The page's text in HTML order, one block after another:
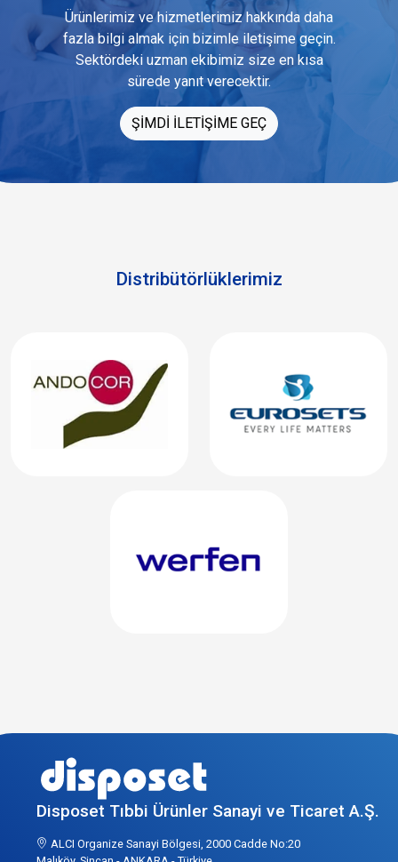
Ürünlerimiz ve hizmetlerimiz hakkında daha
fazla bilgi almak için bizimle iletişime geçin.
Sektördeki uzman ekibimiz size en kısa
sürede yanıt verecektir.
ŞİMDİ İLETİŞİME GEÇ
Distribütörlüklerimiz
Disposet Tıbbi Ürünler Sanayi ve Ticaret A.Ş.
ALCI Organize Sanayi Bölgesi, 2000 Cadde No:20